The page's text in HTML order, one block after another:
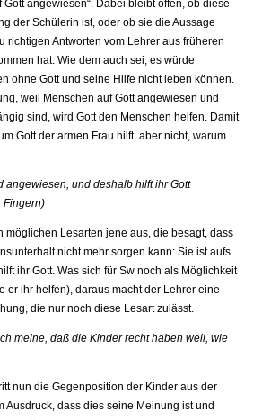
Gott angewiesen“. Dabei bleibt offen, ob diese
der Schülerin ist, oder ob sie die Aussage
richtigen Antworten vom Lehrer aus früheren
hat. Wie dem auch sei, es würde
ohne Gott und seine Hilfe nicht leben können.
weil Menschen auf Gott angewiesen und
sind, wird Gott den Menschen helfen. Damit
Gott der armen Frau hilft, aber nicht, warum
angewiesen, und deshalb hilft ihr Gott
Fingern)
möglichen Lesarten jene aus, die besagt, dass
nicht mehr sorgen kann: Sie ist aufs
ihr Gott. Was sich für Sw noch als Möglichkeit
er ihr helfen), daraus macht der Lehrer eine
die nur noch diese Lesart zulässt.
meine, daß die Kinder recht haben weil, wie
nun die Gegenposition der Kinder aus der
Ausdruck, dass dies seine Meinung ist und